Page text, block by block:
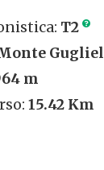
T2
m
15.42 Km